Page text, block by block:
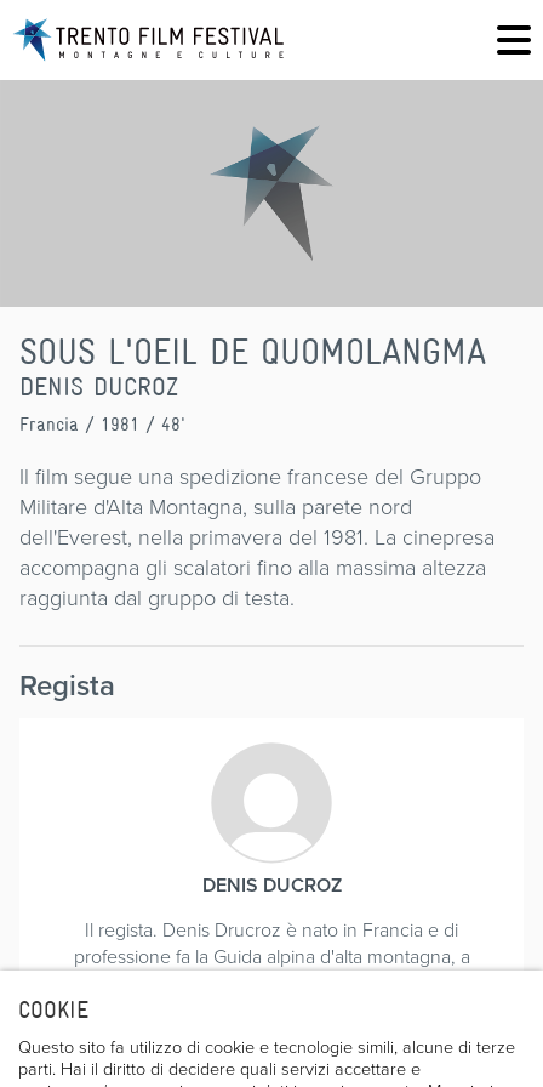
COOKIE
Questo sito fa utilizzo di cookie e tecnologie simili, alcune di terze
parti. Hai il diritto di decidere quali servizi accettare e
SOUS L'OEIL DE QUOMOLANGMA
DENIS DUCROZ
Francia / 1981 / 48'
Il film segue una spedizione francese del Gruppo
Militare d'Alta Montagna, sulla parete nord
dell'Everest, nella primavera del 1981. La cinepresa
accompagna gli scalatori fino alla massima altezza
raggiunta dal gruppo di testa.
Regista
DENIS DUCROZ
Il regista. Denis Drucroz è nato in Francia e di
professione fa la Guida alpina d'alta montagna, a
cineasta ha realizzato "Montagne de la desolation" nel
1975, "Huascaran" nel 1978, "Ou vas-tu Basile" nel 1980.
Nel 1984 ha presentato al Filmfestival di Trento,